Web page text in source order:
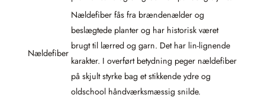
Nældefiber
Nældefiber fås fra brændenælder og
beslægtede planter og har historisk været
brugt til lærred og garn. Det har lin-lignende
karakter. I overført betydning peger nældefiber
på skjult styrke bag et stikkende ydre og
oldschool håndværksmæssig snilde.